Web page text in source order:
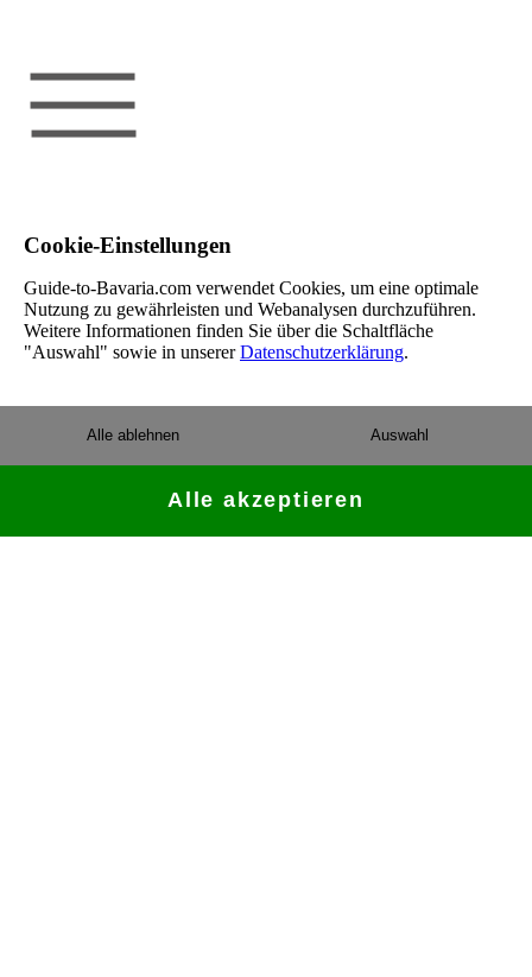
Cookie-Einstellungen
Guide-to-Bavaria.com verwendet Cookies, um eine optimale
Nutzung zu gewährleisten und Webanalysen durchzuführen.
Weitere Informationen finden Sie über die Schaltfläche
"Auswahl" sowie in unsererDatenschutzerklärung.
Auswahl
Alle ablehnen
Alle akzeptieren